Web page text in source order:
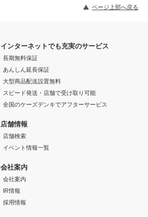
ページ上部へ戻る
インターネットでも充実のサービス
長期無料保証
あんしん延長保証
大型商品配送設置無料
スピード発送・店舗で受け取り可能
全国のケーズデンキでアフターサービス
店舗情報
店舗検索
イベント情報一覧
会社案内
会社案内
IR情報
採用情報